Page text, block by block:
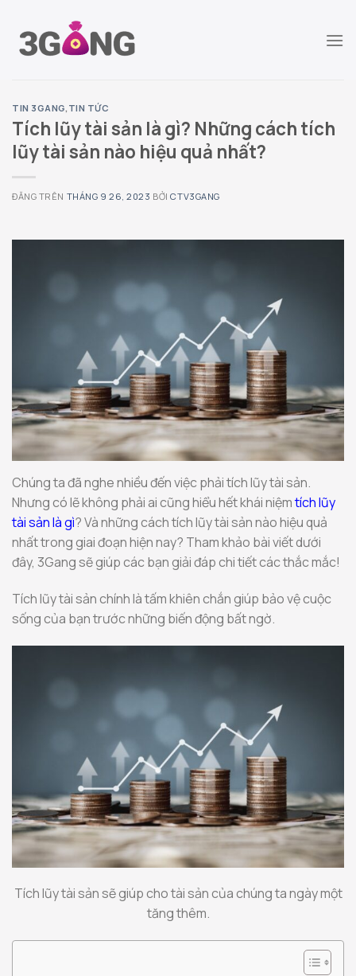
đến
TIN 3GANG, TIN TỨC
Tích lũy tài sản là gì? Những cách tích
lũy tài sản nào hiệu quả nhất?
ĐĂNG TRÊN THÁNG 9 26, 2023 BỞICTV3GANG
Chúng ta đã nghe nhiều đến việc phải tích lũy tài sản.
Nhưng có lẽ không phải ai cũng hiểu hết khái niệmtích lũy
tài sản là gì? Và những cách tích lũy tài sản nào hiệu quả
nhất trong giai đoạn hiện nay? Tham khảo bài viết dưới
đây, 3Gang sẽ giúp các bạn giải đáp chi tiết các thắc mắc!
Tích lũy tài sản chính là tấm khiên chắn giúp bảo vệ cuộc
sống của bạn trước những biến động bất ngờ.
Tích lũy tài sản sẽ giúp cho tài sản của chúng ta ngày một
tăng thêm.